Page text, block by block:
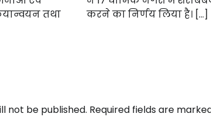
तथा
करने का निर्णय लिया है। […]
not be published. Required fields are